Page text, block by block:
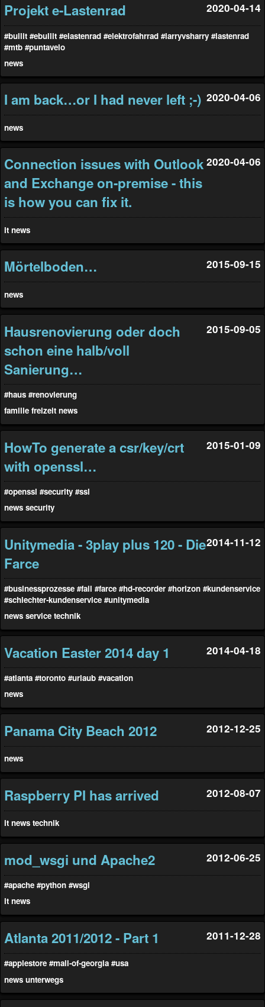
Projekt e-Lastenrad 2020-04-14
#bullit #ebullit #elastenrad #elektrofahrrad #larryvsharry #lastenrad
#mtb #puntavelo
news
I am back…or I had never left ;-) 2020-04-06
news
Connection issues with Outlook
and Exchange on-premise - this
is how you can fix it.
2020-04-06
it news
Mörtelboden… 2015-09-15
news
Hausrenovierung oder doch
schon eine halb/voll
Sanierung…
2015-09-05
#haus #renovierung
familie freizeit news
HowTo generate a csr/key/crt
with openssl…
2015-01-09
#openssl #security #ssl
news security
Unitymedia - 3play plus 120 - Die
Farce
2014-11-12
#businessprozesse #fail #farce #hd-recorder #horizon #kundenservice
#schlechter-kundenservice #unitymedia
news service technik
Vacation Easter 2014 day 1 2014-04-18
#atlanta #toronto #urlaub #vacation
news
Panama City Beach 2012 2012-12-25
news
Raspberry PI has arrived 2012-08-07
it news technik
mod_wsgi und Apache2 2012-06-25
#apache #python #wsgi
it news
Atlanta 2011/2012 - Part 1 2011-12-28
#applestore #mall-of-georgia #usa
news unterwegs